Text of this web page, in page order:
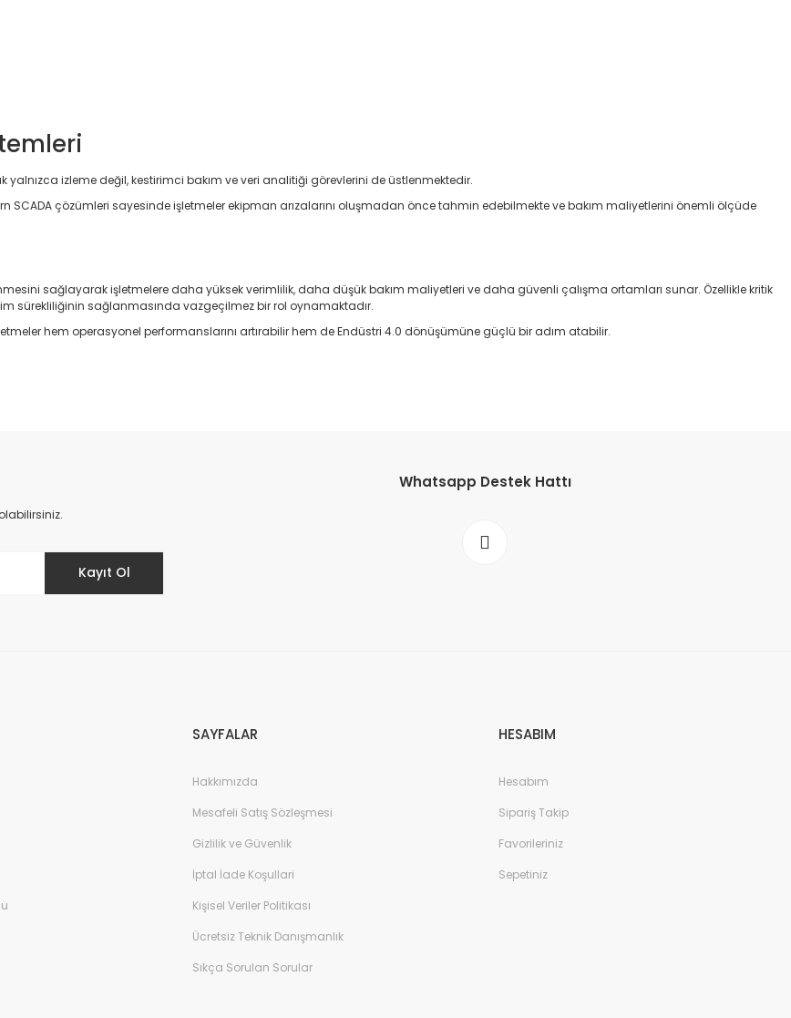
yalnızca izleme değil, kestirimci bakım ve veri analitiği görevlerini de üstlenmektedir.
SCADA çözümleri sayesinde işletmeler ekipman arızalarını oluşmadan önce tahmin edebilmekte ve bakım maliyetlerini önemli ölçüde
sağlayarak işletmelere daha yüksek verimlilik, daha düşük bakım maliyetleri ve daha güvenli çalışma ortamları sunar. Özellikle kritik
sürekliliğinin sağlanmasında vazgeçilmez bir rol oynamaktadır.
hem operasyonel performanslarını artırabilir hem de Endüstri 4.0 dönüşümüne güçlü bir adım atabilir.
Kayıt Ol
Whatsapp Destek Hattı
SAYFALAR
Hakkımızda
Mesafeli Satış Sözleşmesi
Gizlilik ve Güvenlik
İptal İade Koşullari
Kişisel Veriler Politikası
Ücretsiz Teknik Danışmanlık
Sıkça Sorulan Sorular
HESABIM
Hesabım
Sipariş Takip
Favorileriniz
Sepetiniz